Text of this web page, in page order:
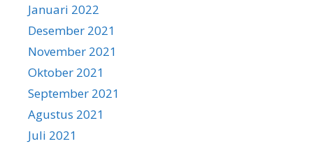
Januari 2022
Desember 2021
November 2021
Oktober 2021
September 2021
Agustus 2021
Juli 2021